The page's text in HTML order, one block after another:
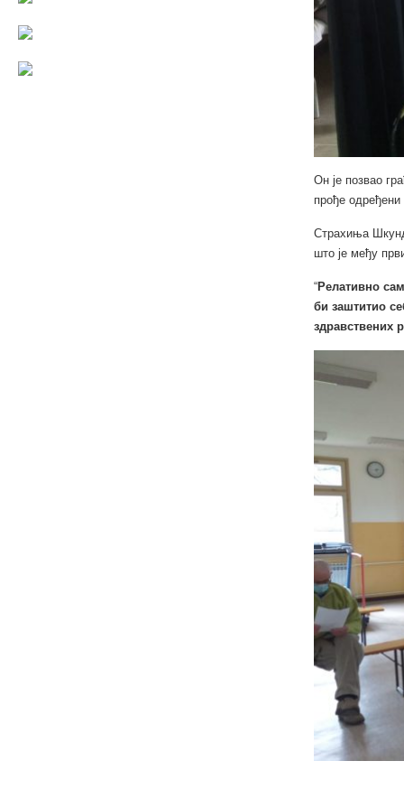
Он је позвао
прође одређени
Страхиња
што је међу
“Релативно
би заштитио
здравствених